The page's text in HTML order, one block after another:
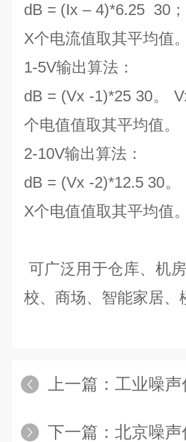
dB = (Ix – 4)*6.25 30
X个电流值取其平均值。
1-5V输出算法：
dB = (Vx -1)*25 30。
个电值值取其平均值。
2-10V输出算法：
dB = (Vx -2)*12.5 30
X个电值值取其平均值。
可广泛用于仓库、机
校、商场、智能家居
上一篇： 工业噪
下一篇： 北京噪